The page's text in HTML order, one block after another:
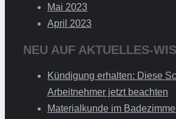
Mai 2023
April 2023
NEU AUF AKTUELLES-
Kündigung erhalten: Diese
Arbeitnehmer jetzt beachten
Materialkunde im